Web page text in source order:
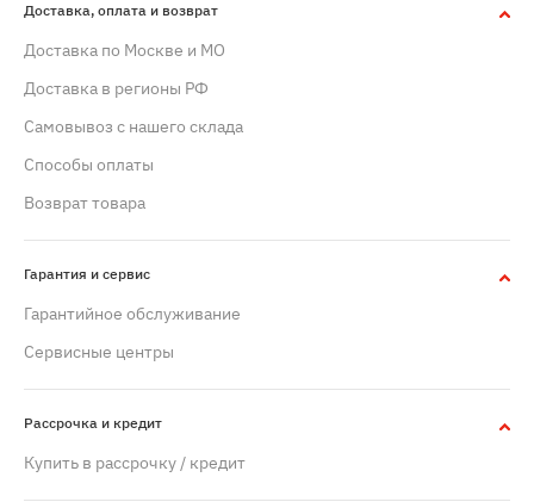
Доставка, оплата и возврат
Доставка по Москве и МО
Доставка в регионы РФ
Самовывоз с нашего склада
Способы оплаты
Возврат товара
Гарантия и сервис
Гарантийное обслуживание
Сервисные центры
Рассрочка и кредит
Купить в рассрочку / кредит